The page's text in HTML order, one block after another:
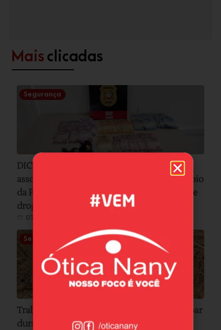
Mais clicadas
Segurança
DIC prende duas mulheres por tráfico e
associação para o tráfico; operação teve apoio
da Polícia Militar e resultou na apreensão de
drogas e dinheiro
07/08/2026
Segurança
Trabalhador fica preso após barranco desabar
durante serviço em Imbituba